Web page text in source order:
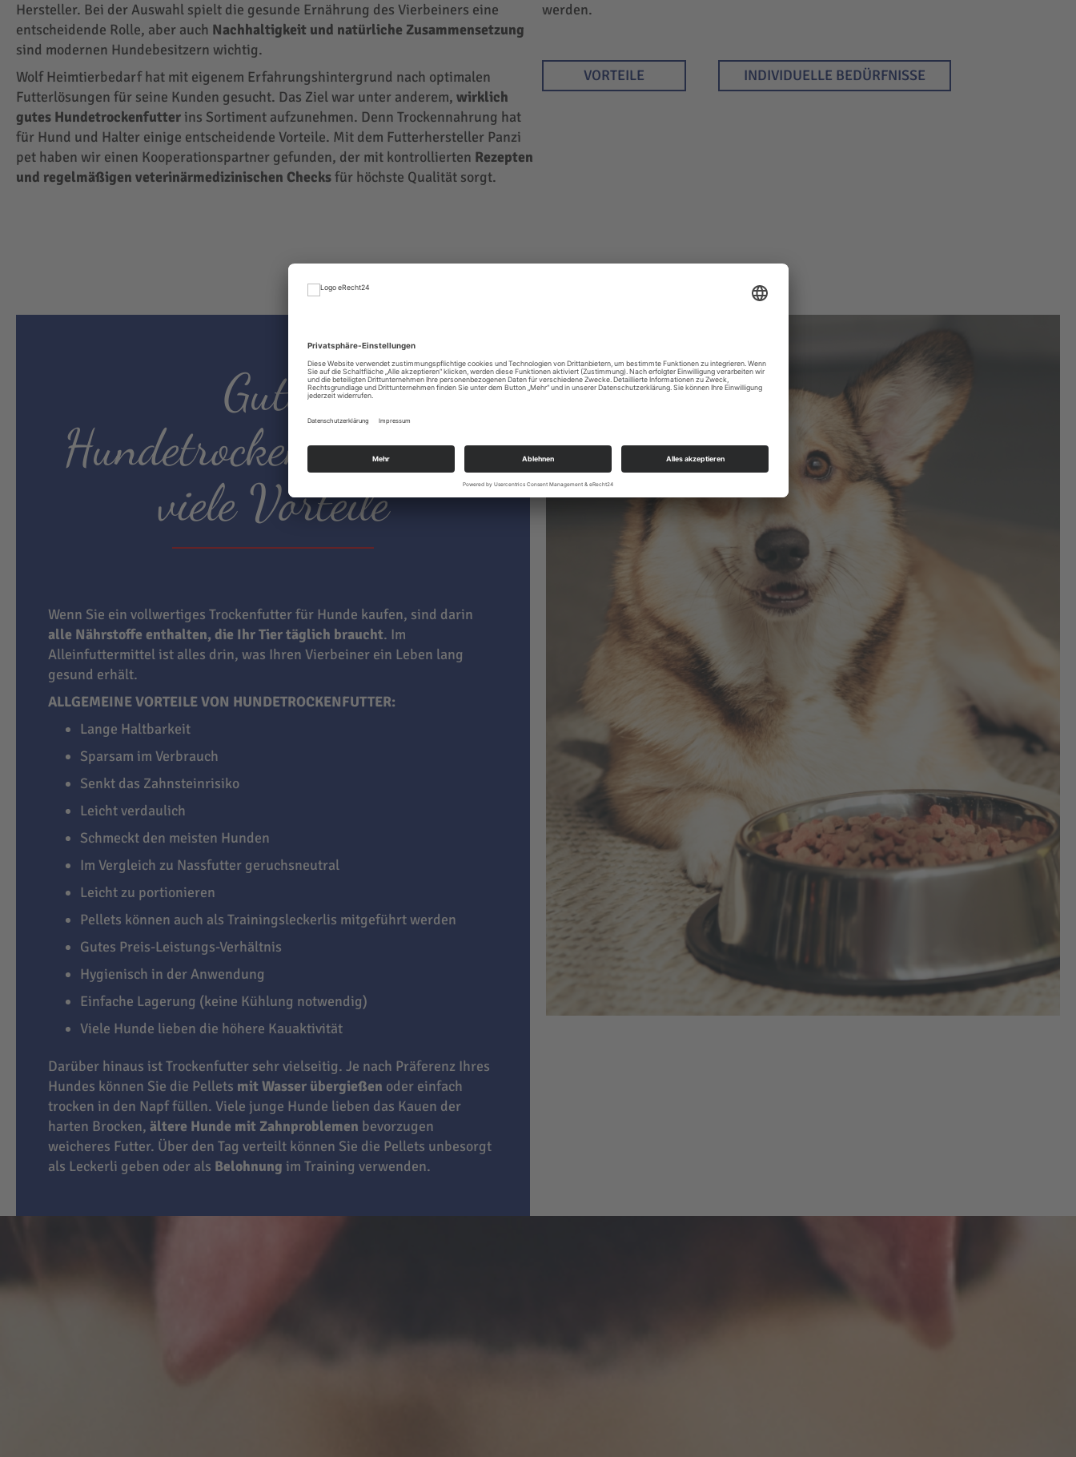
Hersteller. Bei der Auswahl spielt die gesunde Ernährung des Vierbeiners eine
entscheidende Rolle, aber auch Nachhaltigkeit und natürliche Zusammensetzung
sind modernen Hundebesitzern wichtig.
Wolf Heimtierbedarf hat mit eigenem Erfahrungshintergrund nach optimalen
Futterlösungen für seine Kunden gesucht. Das Ziel war unter anderem, wirklich
gutes Hundetrockenfutter ins Sortiment aufzunehmen. Denn Trockennahrung hat
für Hund und Halter einige entscheidende Vorteile. Mit dem Futterhersteller Panzi
pet haben wir einen Kooperationspartner gefunden, der mit kontrollierten Rezepten
und regelmäßigen veterinärmedizinischen Checksfür höchste Qualität sorgt.
werden.
VORTEILE INDIVIDUELLE BEDÜRFNISSE
Gutes
Hundetrockenfutter hat
viele Vorteile
Wenn Sie ein vollwertiges Trockenfutter für Hunde kaufen, sind darin
alle Nährstoffe enthalten, die Ihr Tier täglich braucht. Im
Alleinfuttermittel ist alles drin, was Ihren Vierbeiner ein Leben lang
gesund erhält.
ALLGEMEINE VORTEILE VON HUNDETROCKENFUTTER:
Lange Haltbarkeit
Sparsam im Verbrauch
Senkt das Zahnsteinrisiko
Leicht verdaulich
Schmeckt den meisten Hunden
Im Vergleich zu Nassfutter geruchsneutral
Leicht zu portionieren
Pellets können auch als Trainingsleckerlis mitgeführt werden
Gutes Preis-Leistungs-Verhältnis
Hygienisch in der Anwendung
Einfache Lagerung (keine Kühlung notwendig)
Viele Hunde lieben die höhere Kauaktivität
Darüber hinaus ist Trockenfutter sehr vielseitig. Je nach Präferenz Ihres
Hundes können Sie die Pellets mit Wasser übergießen oder einfach
trocken in den Napf füllen. Viele junge Hunde lieben das Kauen der
harten Brocken, ältere Hunde mit Zahnproblemen bevorzugen
weicheres Futter. Über den Tag verteilt können Sie die Pellets unbesorgt
als Leckerli geben oder als Belohnung im Training verwenden.